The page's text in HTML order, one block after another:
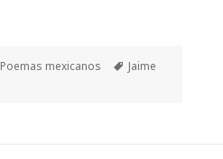
Poemas mexicanos Etiquetas
Jaime